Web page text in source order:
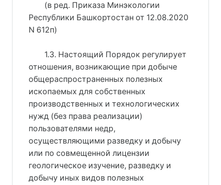
(в ред. Приказа Минэкологии
Республики Башкортостан от 12.08.2020
N 612п)
1.3. Настоящий Порядок регулирует
отношения, возникающие при добыче
общераспространенных полезных
ископаемых для собственных
производственных и технологических
нужд (без права реализации)
пользователями недр,
осуществляющими разведку и добычу
или по совмещенной лицензии
геологическое изучение, разведку и
добычу иных видов полезных